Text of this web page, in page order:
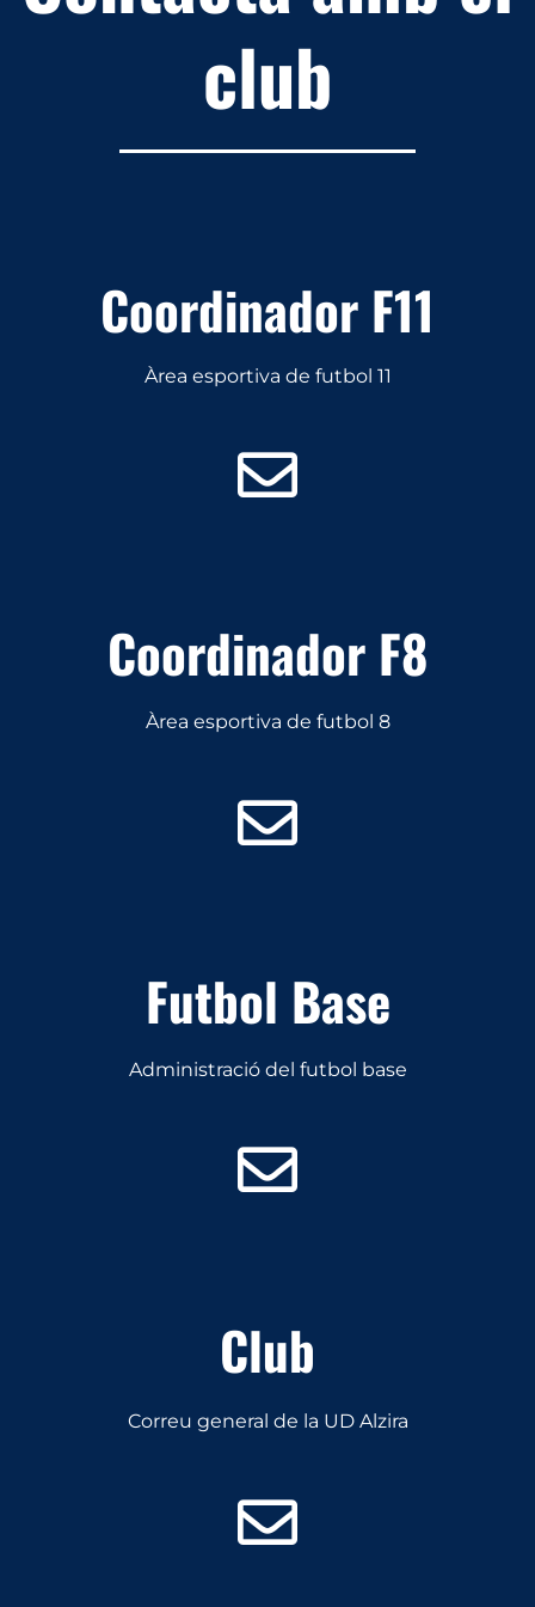
club
Coordinador F11
Àrea esportiva de futbol 11
Coordinador F8
Àrea esportiva de futbol 8
Futbol Base
Administració del futbol base
Club
Correu general de la UD Alzira